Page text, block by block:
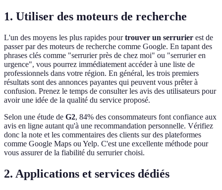
1. Utiliser des moteurs de recherche
L'un des moyens les plus rapides pourtrouver un serrurier est de
passer par des moteurs de recherche comme Google. En tapant des
phrases clés comme "serrurier près de chez moi" ou "serrurier en
urgence", vous pourrez immédiatement accéder à une liste de
professionnels dans votre région. En général, les trois premiers
résultats sont des annonces payantes qui peuvent vous prêter à
confusion. Prenez le temps de consulter les avis des utilisateurs pour
avoir une idée de la qualité du service proposé.
Selon une étude de G2, 84% des consommateurs font confiance aux
avis en ligne autant qu'à une recommandation personnelle. Vérifiez
donc la note et les commentaires des clients sur des plateformes
comme Google Maps ou Yelp. C'est une excellente méthode pour
vous assurer de la fiabilité du serrurier choisi.
2. Applications et services dédiés